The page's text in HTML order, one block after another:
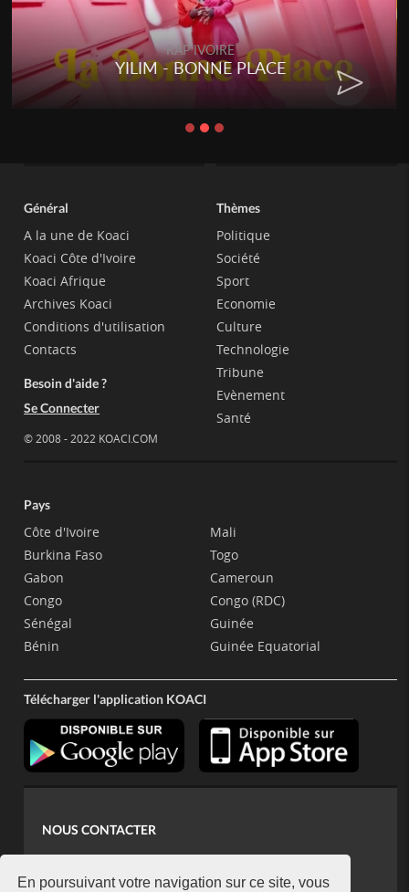
En poursuivant votre navigation sur ce site, vous
RAP IVOIRE
YILIM - BONNE PLACE
Général
A la une de Koaci
Koaci Côte d'Ivoire
Koaci Afrique
Archives Koaci
Conditions d'utilisation
Contacts
Besoin d'aide ?
Se Connecter
© 2008 - 2022 KOACI.COM
Thèmes
Politique
Société
Sport
Economie
Culture
Technologie
Tribune
Evènement
Santé
Pays
Côte d'Ivoire
Burkina Faso
Gabon
Congo
Sénégal
Bénin
Mali
Togo
Cameroun
Congo (RDC)
Guinée
Guinée Equatorial
Télécharger l'application KOACI
NOUS CONTACTER
koaci@yahoo.fr